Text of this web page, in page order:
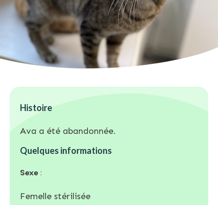
Histoire
Ava a été abandonnée.
Quelques informations
Sexe :
Femelle stérilisée